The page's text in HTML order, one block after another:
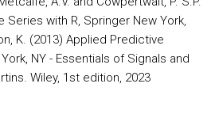
Series with R, Springer New York,
K. (2013) Applied Predictive
NY - Essentials of Signals and
Wiley, 1st edition, 2023